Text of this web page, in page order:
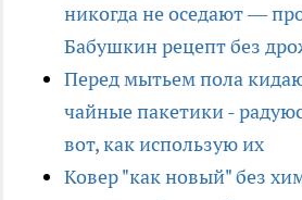
никогда не оседают —
Бабушкин рецепт без
Перед мытьем пола
чайные пакетики -
вот, как использую их
Ковер "как новый" без